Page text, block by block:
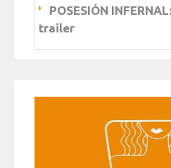
POSESIÓN
trailer